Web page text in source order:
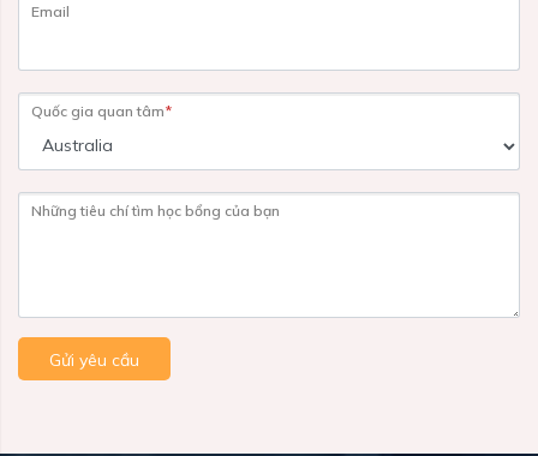
Email
Quốc gia quan tâm*
Những tiêu chí tìm học bổng của bạn
Gửi yêu cầu